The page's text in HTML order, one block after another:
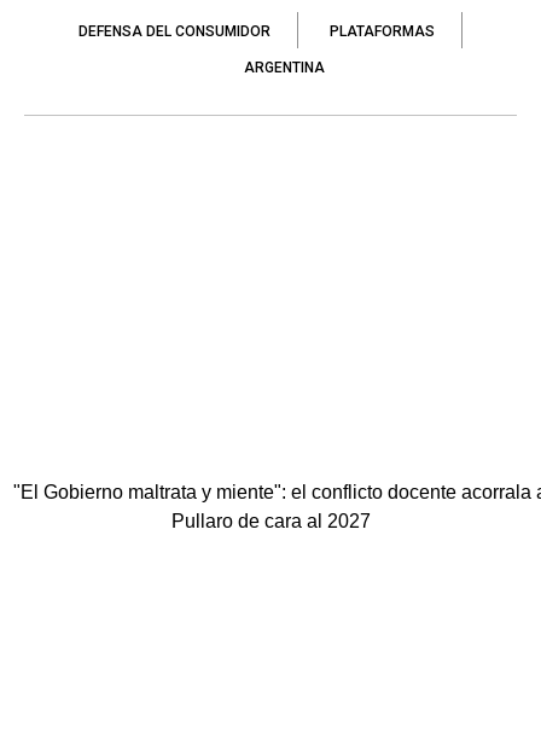
DEFENSA DEL CONSUMIDOR PLATAFORMAS
ARGENTINA